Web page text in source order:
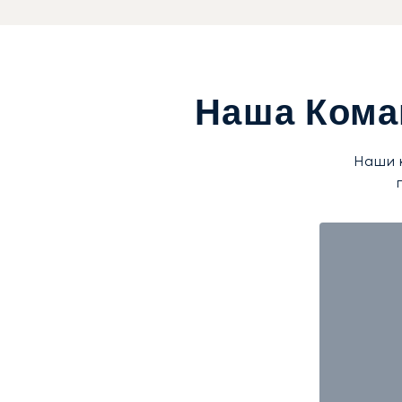
Наша
Наши